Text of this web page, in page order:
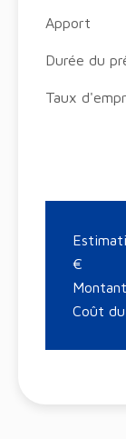
Apport
Durée du
Taux
€
Coût